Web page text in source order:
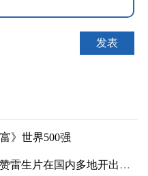
》世界500强
片在国内多地开出首张处方